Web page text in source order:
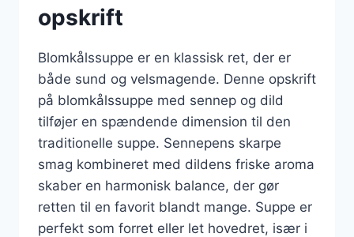
opskrift
Blomkålssuppe er en klassisk ret, der er
både sund og velsmagende. Denne opskrift
på blomkålssuppe med sennep og dild
tilføjer en spændende dimension til den
traditionelle suppe. Sennepens skarpe
smag kombineret med dildens friske aroma
skaber en harmonisk balance, der gør
retten til en favorit blandt mange. Suppe er
perfekt som forret eller let hovedret, især i